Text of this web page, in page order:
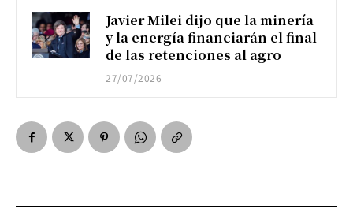
Javier Milei dijo que la minería
y la energía financiarán el final
de las retenciones al agro
27/07/2026